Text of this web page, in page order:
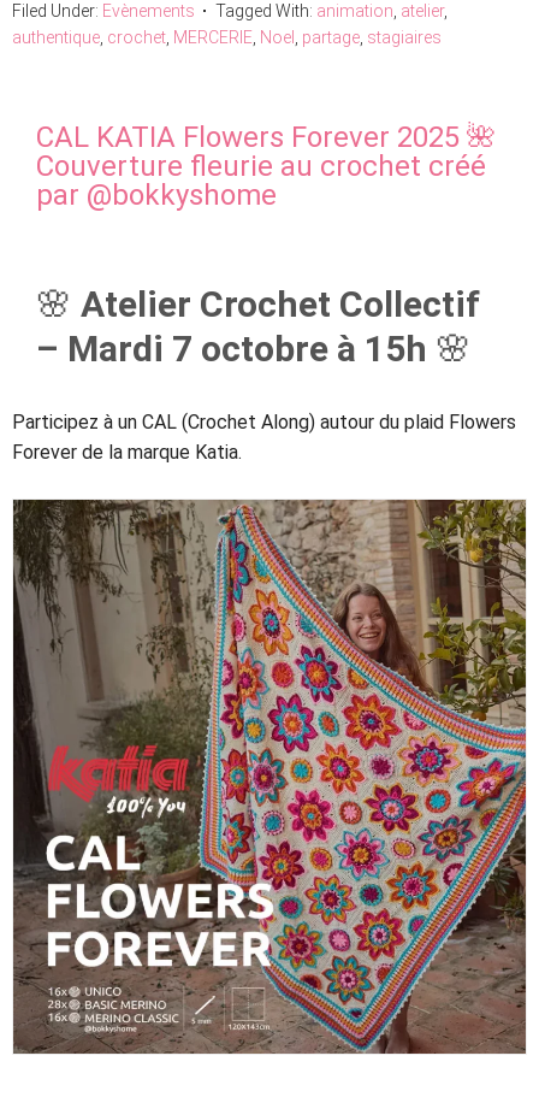
Filed Under: Evènements Tagged With: animation atelier,
authentique crochet MERCERIE Noel partage stagiaires
CAL KATIA Flowers Forever 2025 🌺
Couverture fleurie au crochet créé
par @bokkyshome
🌸 Atelier Crochet Collectif
– Mardi 7 octobre à 15h 🌸
Participez à un CAL (Crochet Along) autour du plaid Flowers
Forever de la marque Katia.